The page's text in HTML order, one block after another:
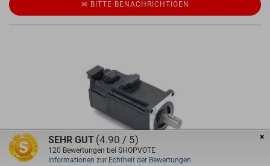
✉ BITTE BE­NACH­RICH­TI­GEN
DELTA AC SERVO MOTOR 400 W MIT BREM­SE ECM-​
×
SEHR GUT (4.90 / 5)
120 Bewertungen bei SHOPVOTE
Informationen zur Echtheit der Bewertungen